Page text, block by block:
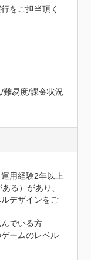
をご担当頂く
難易度/課金状況
用経験2年以上
る）があり、
デザインをご
でいる方
ームのレベル